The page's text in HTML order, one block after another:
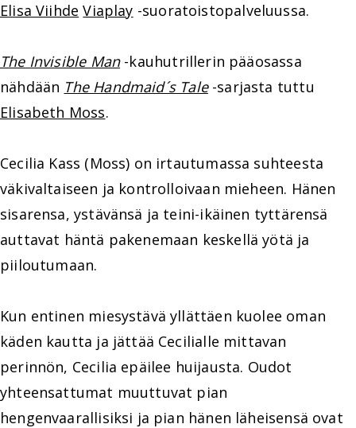
Elisa Viihde Viaplay -suoratoistopalveluussa.
The Invisible Man-kauhutrillerin pääosassa
nähdään The Handmaid´s Tale-sarjasta tuttu
Elisabeth Moss.
Cecilia Kass (Moss) on irtautumassa suhteesta
väkivaltaiseen ja kontrolloivaan mieheen. Hänen
sisarensa, ystävänsä ja teini-ikäinen tyttärensä
auttavat häntä pakenemaan keskellä yötä ja
piiloutumaan.
Kun entinen miesystävä yllättäen kuolee oman
käden kautta ja jättää Cecilialle mittavan
perinnön, Cecilia epäilee huijausta. Oudot
yhteensattumat muuttuvat pian
hengenvaarallisiksi ja pian hänen läheisensä ovat